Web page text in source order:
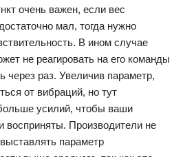
очень важен, если вес
мал, тогда нужно
В ином случае
не реагировать на его команды
через раз. Увеличив параметр,
от вибраций, но тут
усилий, чтобы ваши
восприняты. Производители не
параметр